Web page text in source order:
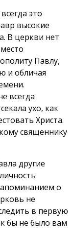
это
высокие
В церкви нет
Павлу,
и обличая
всегда
ухо, как
Христа.
священнику
другие
о
не
в первую
бы не было вам